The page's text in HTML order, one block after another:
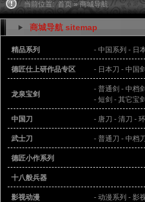
当前位置: 首页»商城导航
商城导航 sitemap
精品系列 - 中国系列 - 日
德匠仕上研作品专区 - 日本刀 - 中国剑
龙泉宝剑
- 普通剑 - 中档剑
- 短剑 - 其它宝剑
中国刀 - 唐刀 - 清刀 -
武士刀 - 普通刀 - 中档刀
德匠小作系列
十八般兵器
影视动漫 - 动漫系列 - 影